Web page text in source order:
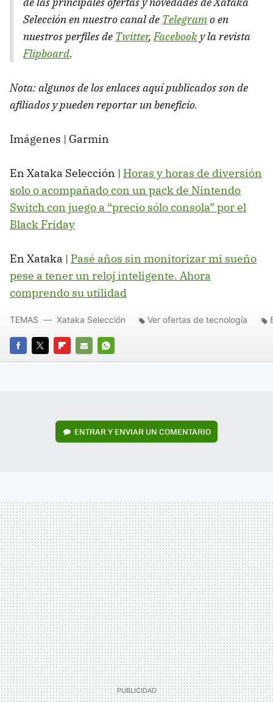
Selección en nuestro canal de Telegramo en
nuestros perfiles de Twitter,Facebook y la revista
Flipboard.
Nota: algunos de los enlaces aquí publicados son de
afiliados y pueden reportar un beneficio.
Imágenes | Garmin
En Xataka Selección | Horas y horas de diversión
solo o acompañado con un pack de Nintendo
Switch con juego a “precio sólo consola” por el
Black Friday
En Xataka | Pasé años sin monitorizar mi sueño
pese a tener un reloj inteligente. Ahora
comprendo su utilidad
FACEBOOK
TWITTERFLIPBOARD
E-
WHATSAPP
TEMAS Xataka Selección Ver ofertas de tecnología
ENTRAR Y ENVIAR UN COMENTARIO